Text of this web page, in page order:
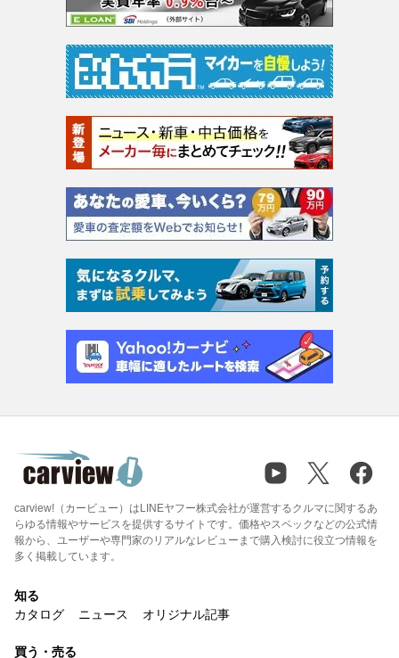
carview!（カービュー）はLINEヤフー株式会社が運営するクルマに関するあ
らゆる情報やサービスを提供するサイトです。価格やスペックなどの公式情
報から、ユーザーや専門家のリアルなレビューまで購入検討に役立つ情報を
多く掲載しています。
知る
カタログ
ニュース オリジナル記事
買う・売る